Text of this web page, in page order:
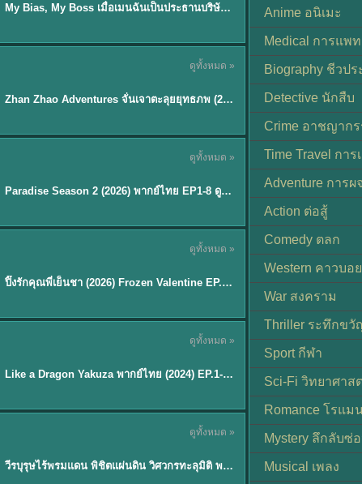
My Bias, My Boss เมื่อเมนฉันเป็นประธานบริษัท (2026) พากย์ไทย ซับไทย EP.1-12
ดูทั้งหมด »
★5 Zhan Zhao Adventures จั่นเจาตะลุยยุทธภพ (2026) พากย์ไทย ซับไทย EP.1-37 (จบ)
ดูทั้งหมด »
EP.8Paradise Season 2 (2026) พากย์ไทย EP1-8 ดูซีรี่ย์ฝรั่ง HD ครบทุกตอน
ดูทั้งหมด »
★8 ปิ๊งรักคุณพี่เย็นชา (2026) Frozen Valentine EP.1-10 (จบ)
ดูทั้งหมด »
★7 EP.6Like a Dragon Yakuza พากย์ไทย (2024) EP.1-6 (จบ)
ดูทั้งหมด »
EP.1วีรบุรุษไร้พรมแดน พิชิตแผ่นดิน วิศวกรทะลุมิติ พลิกแผ่นดิน
Anime อนิเมะ
Medical การแพ
Biography ชีวปร
Detective นักสืบ
Crime อาชญาก
Time Travel กา
Adventure การ
Action ต่อสู้
Comedy ตลก
Western คาวบอ
War สงคราม
Thriller ระทึกขวั
Sport กีฬา
Sci-Fi วิทยาศาส
Romance โรแม
Mystery ลึกลับซ่
Musical เพลง